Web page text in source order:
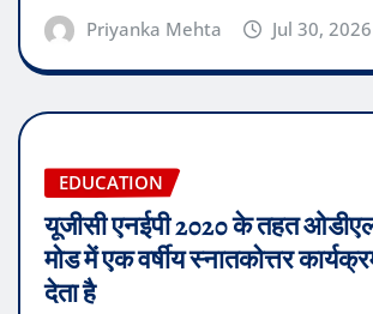
Priyanka Mehta Jul 30, 2026
EDUCATION
यूजीसी एनईपी 2020 के तहत
मोड में एक वर्षीय स्नातकोत्तर
देता है